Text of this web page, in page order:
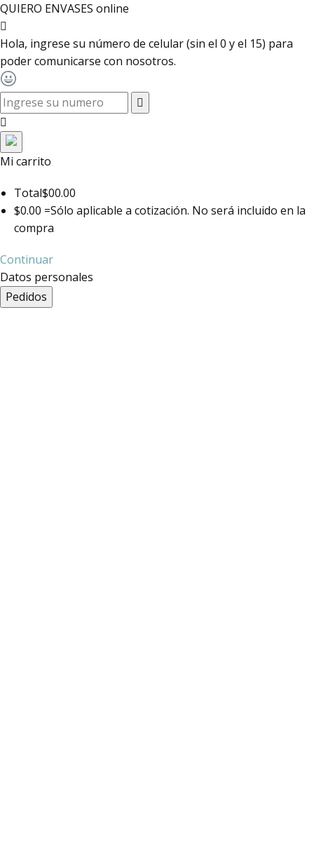
QUIERO ENVASES online
Hola, ingrese su número de celular (sin el 0 y el 15) para
poder comunicarse con nosotros.
toggle navigation
Mi carrito
Total$00.00
$0.00 =Sólo aplicable a cotización. No será incluido en la
compra
Continuar
Datos personales